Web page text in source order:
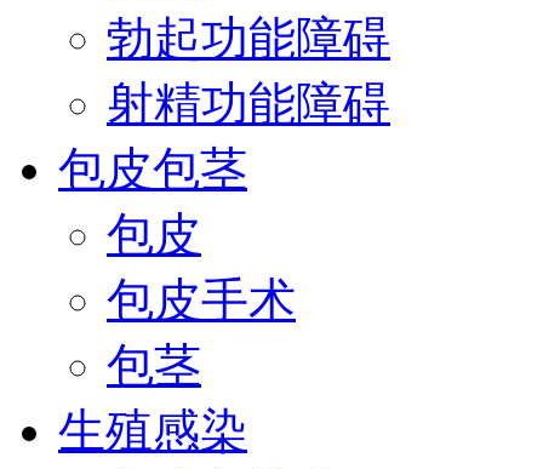
勃起功能障碍
射精功能障碍
包皮包茎
包皮
包皮手术
包茎
生殖感染